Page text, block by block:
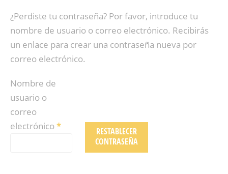
¿Perdiste tu contraseña? Por favor, introduce tu
nombre de usuario o correo electrónico. Recibirás
un enlace para crear una contraseña nueva por
correo electrónico.
Nombre de
usuario o
correo
electrónico*
RESTABLECER
CONTRASEÑA